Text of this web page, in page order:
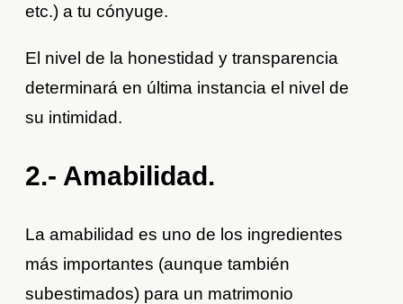
etc.) a tu cónyuge.
El nivel de la honestidad y transparencia
determinará en última instancia el nivel de
su intimidad.
2.- Amabilidad.
La amabilidad es uno de los ingredientes
más importantes (aunque también
subestimados) para un matrimonio